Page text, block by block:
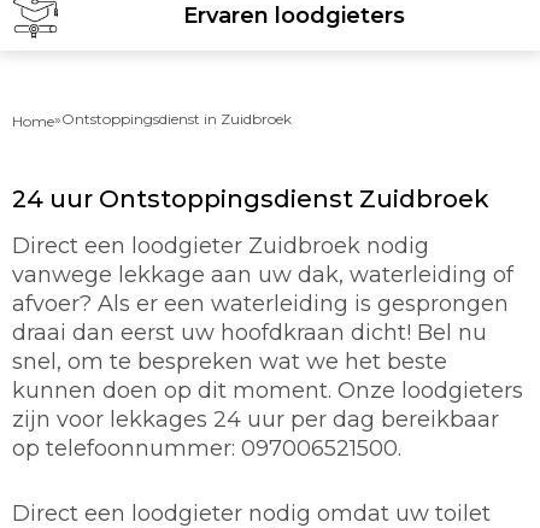
Ervaren loodgieters
Home»Ontstoppingsdienst in Zuidbroek
24 uur Ontstoppingsdienst Zuidbroek
Direct een loodgieter Zuidbroek nodig
vanwege lekkage aan uw dak, waterleiding of
afvoer? Als er een waterleiding is gesprongen
draai dan eerst uw hoofdkraan dicht! Bel nu
snel, om te bespreken wat we het beste
kunnen doen op dit moment. Onze loodgieters
zijn voor lekkages 24 uur per dag bereikbaar
op telefoonnummer: 097006521500.
Direct een loodgieter nodig omdat uw toilet